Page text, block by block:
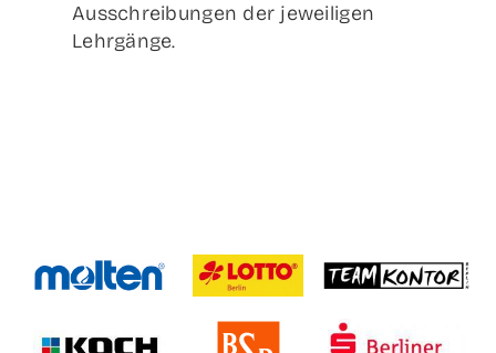
Ausschreibungen der jeweiligen
Lehrgänge.